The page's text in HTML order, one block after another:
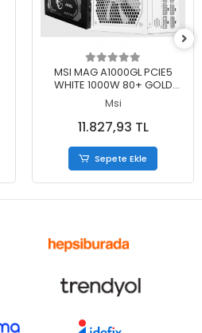
Sepete Ekle
MSI MAG A1000GL PCIE5
WHITE 1000W 80+ GOLD
POWER SUPPLY
Msi
11.827,93 TL
Sepete Ekle